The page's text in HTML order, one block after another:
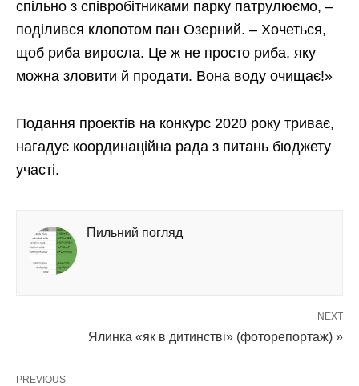
спільно з співробітниками парку патрулюємо, –
поділився клопотом пан Озерний. – Хочеться,
щоб риба виросла. Це ж не просто риба, яку
можна зловити й продати. Вона воду очищає!»
Подання проектів на конкурс 2020 року триває,
нагадує координаційна рада з питань бюджету
участі.
Пильний погляд
NEXT
Ялинка «як в дитинстві» (фоторепортаж) »
PREVIOUS